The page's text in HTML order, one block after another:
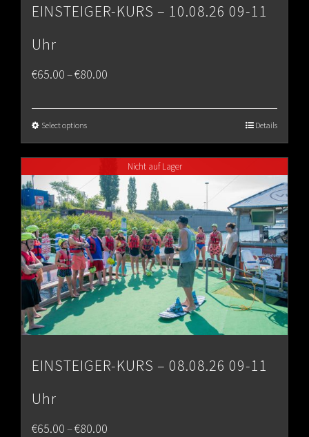
EINSTEIGER-KURS – 10.08.26 09-11
Uhr
€65.00–€80.00
€80.00
Select options Details
Nicht auf Lager
EINSTEIGER-KURS – 08.08.26 09-11
Uhr
€65.00–€80.00